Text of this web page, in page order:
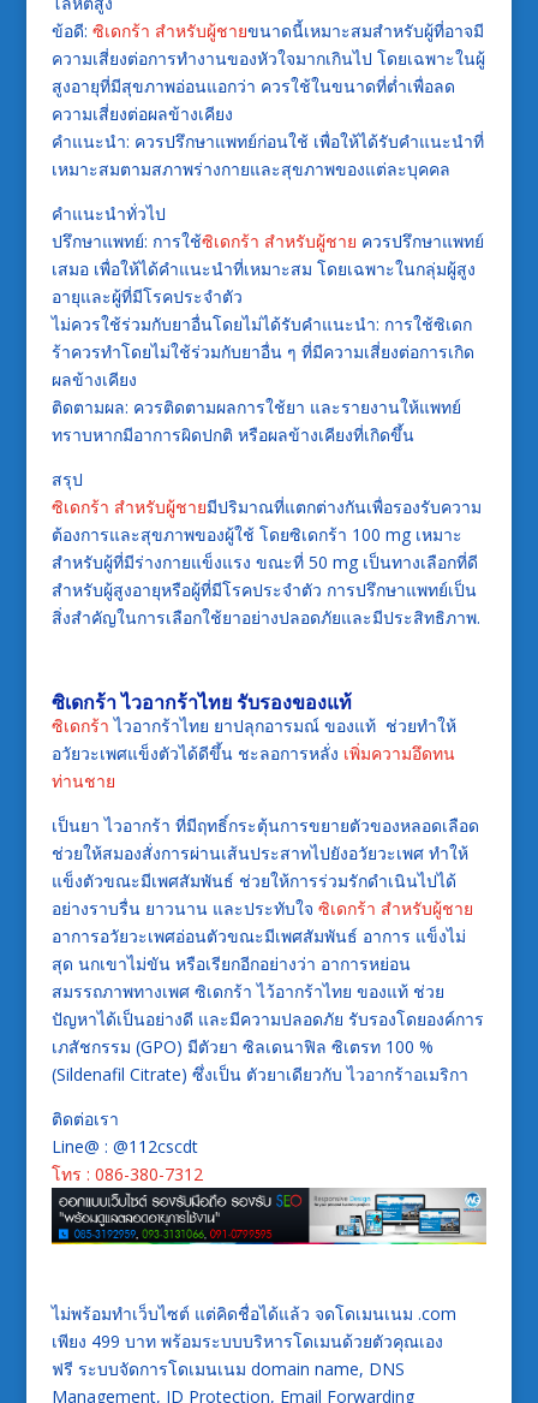
ข้อดี: ซิเดกร้า สำหรับผู้ชายขนาดนี้เหมาะสมสำหรับผู้ที่อาจมี
ความเสี่ยงต่อการทำงานของหัวใจมากเกินไป โดยเฉพาะในผู้
สูงอายุที่มีสุขภาพอ่อนแอกว่า ควรใช้ในขนาดที่ต่ำเพื่อลด
ความเสี่ยงต่อผลข้างเคียง
คำแนะนำ: ควรปรึกษาแพทย์ก่อนใช้ เพื่อให้ได้รับคำแนะนำที่
เหมาะสมตามสภาพร่างกายและสุขภาพของแต่ละบุคคล
คำแนะนำทั่วไป
ปรึกษาแพทย์: การใช้ซิเดกร้า สำหรับผู้ชาย ควรปรึกษาแพทย์
เสมอ เพื่อให้ได้คำแนะนำที่เหมาะสม โดยเฉพาะในกลุ่มผู้สูง
อายุและผู้ที่มีโรคประจำตัว
ไม่ควรใช้ร่วมกับยาอื่นโดยไม่ได้รับคำแนะนำ: การใช้ซิเดก
ร้าควรทำโดยไม่ใช้ร่วมกับยาอื่น ๆ ที่มีความเสี่ยงต่อการเกิด
ผลข้างเคียง
ติดตามผล: ควรติดตามผลการใช้ยา และรายงานให้แพทย์
ทราบหากมีอาการผิดปกติ หรือผลข้างเคียงที่เกิดขึ้น
สรุป
ซิเดกร้า สำหรับผู้ชายมีปริมาณที่แตกต่างกันเพื่อรองรับความ
ต้องการและสุขภาพของผู้ใช้ โดยซิเดกร้า 100 mg เหมาะ
สำหรับผู้ที่มีร่างกายแข็งแรง ขณะที่ 50 mg เป็นทางเลือกที่ดี
สำหรับผู้สูงอายุหรือผู้ที่มีโรคประจำตัว การปรึกษาแพทย์เป็น
สิ่งสำคัญในการเลือกใช้ยาอย่างปลอดภัยและมีประสิทธิภาพ.
ซิเดกร้าไวอากร้าไทย รับรองของแท้
ซิเดกร้า ไวอากร้าไทย ยาปลุกอารมณ์ ของแท้ ช่วยทำให้
อวัยวะเพศแข็งตัวได้ดีขึ้น ชะลอการหลั่ง เพิ่มความอึดทน
ท่านชาย
เป็นยา ไวอากร้า ที่มีฤทธิ์กระตุ้นการขยายตัวของหลอดเลือด
ช่วยให้สมองสั่งการผ่านเส้นประสาทไปยังอวัยวะเพศ ทำให้
แข็งตัวขณะมีเพศสัมพันธ์ ช่วยให้การร่วมรักดำเนินไปได้
อย่างราบรื่น ยาวนาน และประทับใจ ซิเดกร้า สำหรับผู้ชาย
อาการอวัยวะเพศอ่อนตัวขณะมีเพศสัมพันธ์ อาการ แข็งไม่
สุด นกเขาไม่ขัน หรือเรียกอีกอย่างว่า อาการหย่อน
สมรรถภาพทางเพศ ซิเดกร้า ไว้อากร้าไทย ของแท้ ช่วย
ปัญหาได้เป็นอย่างดี และมีความปลอดภัย รับรองโดยองค์การ
เภสัชกรรม (GPO) มีตัวยา ซิลเดนาฟิล ซิเตรท 100 %
(Sildenafil Citrate) ซึ่งเป็น ตัวยาเดียวกับ ไวอากร้าอเมริกา
ติดต่อเรา
Line@ : @112cscdt
โทร : 086-380-7312
ไม่พร้อมทำเว็บไซต์ แต่คิดชื่อได้แล้ว จดโดเมนเนม .com
เพียง 499 บาท พร้อมระบบบริหารโดเมนด้วยตัวคุณเอง
ฟรี ระบบจัดการโดเมนเนม domain name, DNS
Management, ID Protection, Email Forwarding